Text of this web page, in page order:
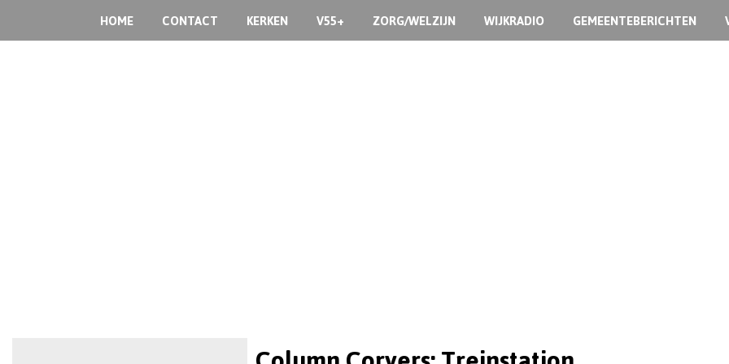
HOME CONTACT KERKEN V55+ ZORG/WELZIJN WIJKRADIO GEMEENTEBERICHTEN